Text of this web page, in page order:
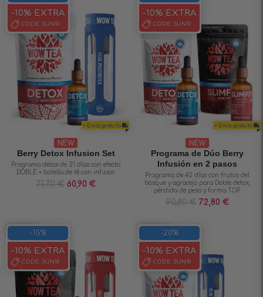
+ Envío gratuito
-10% EXTRA
CODE: SUN10
NEW
Berry Detox Infusion Set
Programa detox de 21 días con efecto
DOBLE + botella de té con infusor.
71,70€ 60,90 €
+ Envío gratuito
-10% EXTRA
CODE: SUN10
NEW
Programa de Dúo Berry
Infusión en 2 pasos
Programa de 42 días con frutos del
bosque y agracejo para Doble detox,
pérdida de peso y forma TOP.
90,80€ 72,80 €
SAVE 15%-15%
-10% EXTRA
CODE: SUN10
SAVE 20%-20%
-10% EXTRA
CODE: SUN10